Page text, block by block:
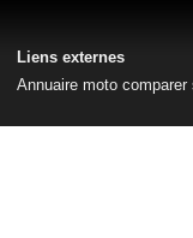
Liens externes
Annuaire moto comparer